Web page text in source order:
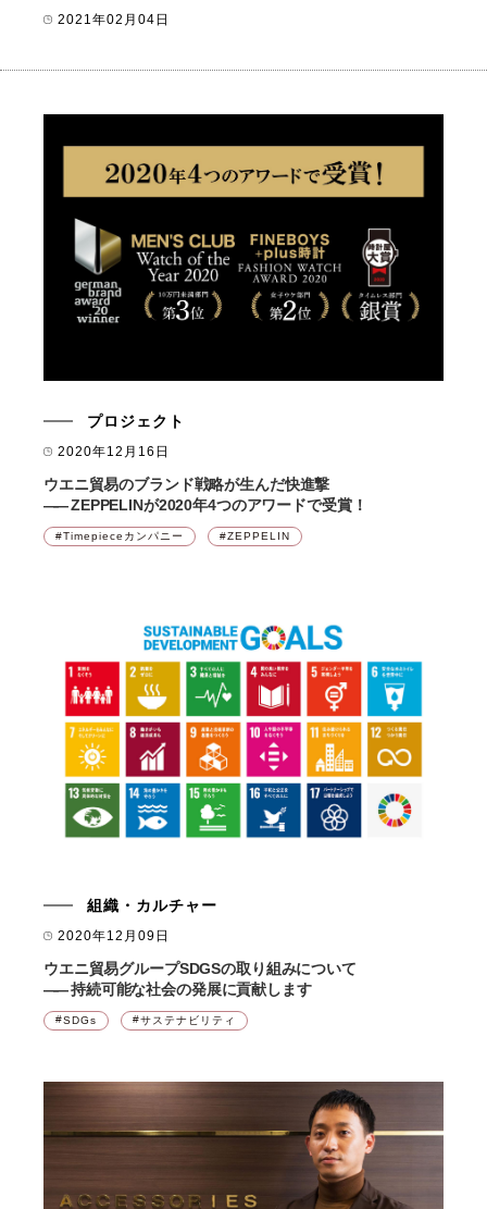
2021年02月04日
プロジェクト
2020年12月16日
ウエニ貿易のブランド戦略が生んだ快進撃
―― ZEPPELINが2020年4つのアワードで受賞！
Timepieceカンパニー ZEPPELIN
組織・カルチャー
2020年12月09日
ウエニ貿易グループSDGSの取り組みについて
―― 持続可能な社会の発展に貢献します
SDGs サステナビリティ